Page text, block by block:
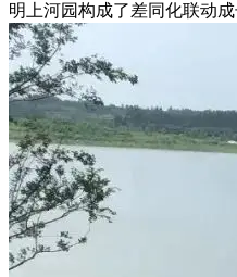
明上河园构成了差同化联动成